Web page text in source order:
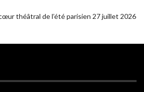
théâtral de l’été parisien 27 juillet 2026